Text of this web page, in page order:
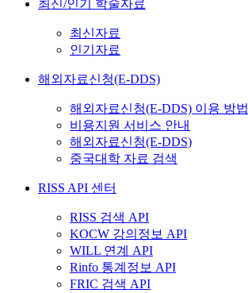
최신/인기 학술자료
최신자료
인기자료
해외자료신청(E-DDS)
해외자료신청(E-DDS) 이용 방법
비용지원 서비스 안내
해외자료신청(E-DDS)
중국대학 자료 검색
RISS API 센터
RISS 검색 API
KOCW 강의정보 API
WILL 연계 API
Rinfo 통계정보 API
FRIC 검색 API